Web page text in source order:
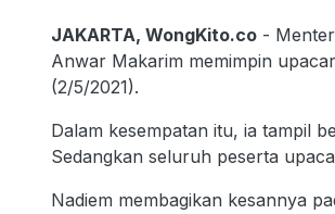
JAKARTA, WongKito.co -
Anwar Makarim memimpin
(2/5/2021).
Dalam kesempatan itu, ia tampil
Sedangkan seluruh peserta
Nadiem membagikan kesannya